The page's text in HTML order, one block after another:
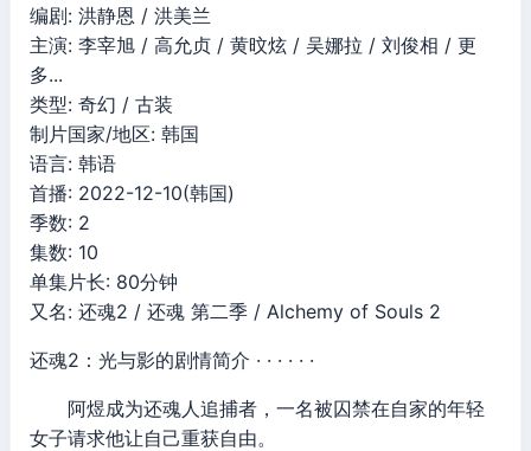
编剧: 洪静恩 / 洪美兰
主演: 李宰旭 / 高允贞 / 黄旼炫 / 吴娜拉 / 刘俊相 / 更
多...
类型: 奇幻 / 古装
制片国家/地区: 韩国
语言: 韩语
首播: 2022-12-10(韩国)
季数: 2
集数: 10
单集片长: 80分钟
又名: 还魂2 / 还魂 第二季 / Alchemy of Souls 2
还魂2：光与影的剧情简介 · · · · · ·
阿煜成为还魂人追捕者，一名被囚禁在自家的年轻
女子请求他让自己重获自由。